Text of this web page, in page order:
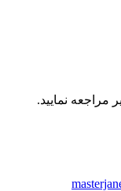
نمایید.